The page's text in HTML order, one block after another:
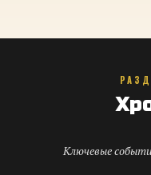
Ключевые